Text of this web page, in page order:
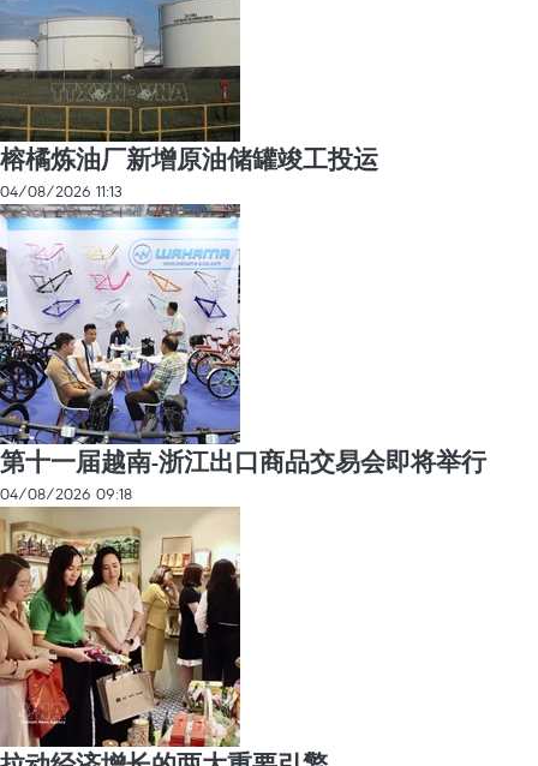
榕橘炼油厂新增原油储罐竣工投运
04/08/2026 11:13
第十一届越南-浙江出口商品交易会即将举行
04/08/2026 09:18